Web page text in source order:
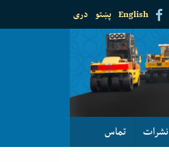
دری پښتو English
نشرات تماس